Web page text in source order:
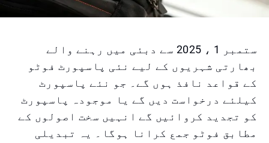
ستمبر 1 ، 2025 سے دبئی میں رہنے والے
بھارتی شہریوں کے لیے نئی پاسپورٹ فوٹو
کے قواعد نافذ ہوں گے۔ جو نئے پاسپورٹ
کیلئے درخواست دیں گے یا موجودہ پاسپورٹ
کو تجدید کروائیں گے انہیں سخت اصولوں کے
مطابق فوٹو جمع کرانا ہوگا۔ یہ تبدیلی